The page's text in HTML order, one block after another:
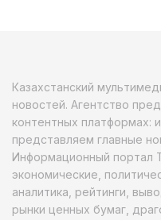
Казахстанский
новостей. Агентство
контентных платформах:
представляем главные
Информационный портал
экономические,
аналитика, рейтинги,
рынки ценных бумаг,